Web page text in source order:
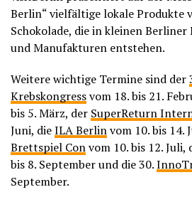
Berlin“ vielfältige lokale Produkte
Schokolade, die in kleinen
und Manufakturen entstehen.
Weitere wichtige Termine sind der
Krebskongressvom 18. bis 21.
bis 5. März, der SuperReturn
Juni, dieILA Berlinvom 10. bis 14.
Brettspiel Convom 10. bis 12. Juli,
bis 8. September und die 30.
September.